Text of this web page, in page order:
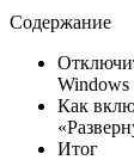
Содержание
Windows
Как
Итог